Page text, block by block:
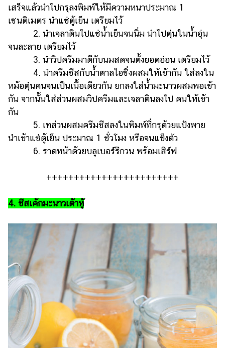
เสร็จแล้วนำไปกรุลงพิมพ์ให้มีความหนาประมาณ 1
เซนติเมตร นำแช่ตู้เย็น เตรียมไว้
2. นำเจลาตินไปแช่น้ำเย็นจนนิ่ม นำไปตุ๋นในน้ำอุ่น
จนละลาย เตรียมไว้
3. นำวิปครีมมาตีกับนมสดจนตั้งยอดอ่อน เตรียมไว้
4. นำครีมชีสกับน้ำตาลไอซิ่งผสมให้เข้ากัน ใส่ลงใน
หม้อตุ๋นคนจนเป็นเนื้อเดียวกัน ยกลงใส่น้ำมะนาวผสมพอเข้า
กัน จากนั้นใส่ส่วนผสมวิปครีมและเจลาตินลงไป คนให้เข้า
กัน
5. เทส่วนผสมครีมชีสลงในพิมพ์ที่กรุด้วยแป้งพาย
นำเข้าแช่ตู้เย็น ประมาณ 1 ชั่วโมง หรือจนแข็งตัว
6. ราดหน้าด้วยบลูเบอร์รีกวน พร้อมเสิร์ฟ
++++++++++++++++++++++++
4. ชีสเค้กมะนาวเต้าหู้